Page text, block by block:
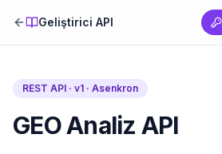
Geliştirici API
REST API · v1 · Asenkron
GEO Analiz API